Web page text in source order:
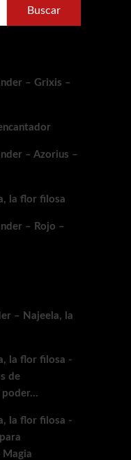
Buscar
– Grixis –
– Azorius –
la flor filosa
– Rojo –
– Najeela, la
la flor filosa -
de
poder…
la flor filosa -
Magia